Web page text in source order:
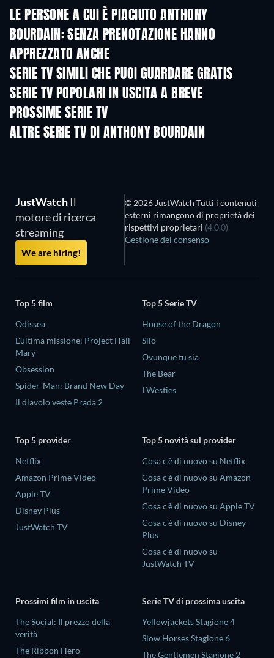
LE PERSONE A CUI È PIACIUTO ANTHONY
BOURDAIN: SENZA PRENOTAZIONE HANNO
APPREZZATO ANCHE
TV
SERIE TV SIMILI CHE PUOI GUARDARE GRATIS
TV
SERIE TV POPOLARI IN USCITA A BREVE
TV TV
PROSSIME SERIE TV
Stagione 1
ALTRE SERIE TV DI ANTHONY BOURDAIN
TV TV
JustWatch Il
motore di ricerca
streaming
We are hiring!
© 2026 JustWatch Tutti i contenuti
esterni rimangono di proprietà dei
rispettivi proprietari (4.0.0)
Gestione del consenso
Top 5 film
Odissea
L'ultima missione: Project Hail
Mary
Obsession
Spider-Man: Brand New Day
Il diavolo veste Prada 2
Top 5 Serie TV
House of the Dragon
Silo
Ovunque tu sia
The Bear
I Westies
Top 5 provider
Netflix
Amazon Prime Video
Apple TV
Disney Plus
JustWatch TV
Top 5 novità sul provider
Cosa c'è di nuovo su Netflix
Cosa c'è di nuovo su Amazon
Prime Video
Cosa c'è di nuovo su Apple TV
Cosa c'è di nuovo su Disney
Plus
Cosa c'è di nuovo su
JustWatch TV
Prossimi film in uscita
The Social: Il prezzo della
verità
The Ribbon Hero
Serie TV di prossima uscita
Yellowjackets Stagione 4
Slow Horses Stagione 6
The Gentlemen Stagione 2